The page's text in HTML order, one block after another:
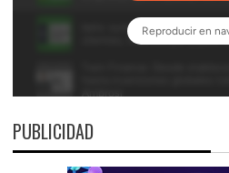
PUBLICIDAD